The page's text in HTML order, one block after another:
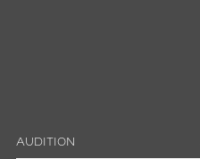
AUDITION